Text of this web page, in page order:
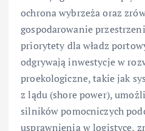
ochrona wybrzeża oraz
gospodarowanie
priorytety dla władz
odgrywają inwestycje w
proekologiczne, takie jak
z lądu (shore power),
silników pomocniczych
usprawnienia w logistyce,